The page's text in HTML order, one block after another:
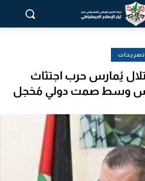
تصريحات
يُمارس حرب اجتثاث
وسط صمت دولي مُخجل